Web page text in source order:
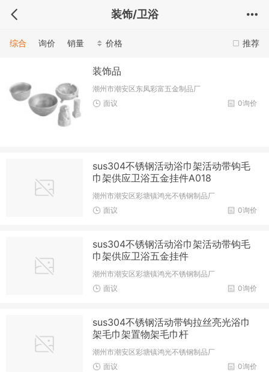
装饰/卫浴
推荐
综合 询价 销量 价格
装饰品
潮州市潮安区东凤彩富五金制品厂
0询价
面议
sus304不锈钢活动浴巾架活动带钩毛
巾架供应卫浴五金挂件A018
潮州市潮安区彩塘镇鸿光不锈钢制品厂
0询价
面议
sus304不锈钢活动浴巾架活动带钩毛
巾架供应卫浴五金挂件
潮州市潮安区彩塘镇鸿光不锈钢制品厂
0询价
面议
sus304不锈钢活动带钩拉丝亮光浴巾
架毛巾架置物架毛巾杆
潮州市潮安区彩塘镇鸿光不锈钢制品厂
0询价
面议